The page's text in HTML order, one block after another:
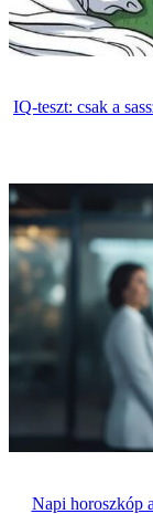
IQ-teszt: csak a
Napi horoszkóp